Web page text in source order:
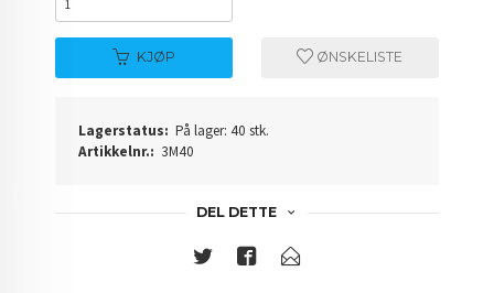
KJØP ØNSKELISTE
Lagerstatus: På lager: 40 stk.
Artikkelnr.: 3M40
DEL DETTE